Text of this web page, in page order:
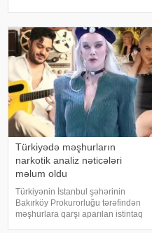
tərkibli olduğ
Türkiyədə məşhurların
narkotik analiz nəticələri
məlum oldu
Türkiyənin İstanbul şəhərinin
Bakırköy Prokurorluğu tərəfindən
məşhurlara qarşı aparılan istintaq